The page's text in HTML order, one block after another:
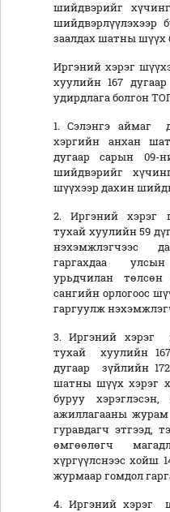
шийдвэрийг
шийдвэрлүүлэхээр
заалдах шатны шүүх
Иргэний хэрэг
хуулийн 167
удирдлага болгон
1. Сэлэнгэ аймаг
хэргийн анхан
дугаар сарын 09-
шийдвэрийг
шүүхээр дахин
2. Иргэний хэрэг
тухай хуулийн 59
нэхэмжлэгчээс
гаргахдаа улсын
урьдчилан
сангийн орлогоос
гаргуулж
3. Иргэний хэрэг
тухай хуулийн 167
дугаар зүйлийн
шатны шүүх хэрэг
буруу
ажиллагааны журам
гуравдагч этгээд,
өмгөөлөгч
хүргүүлснээс хойш
журмаар гомдол
4. Иргэний хэрэг